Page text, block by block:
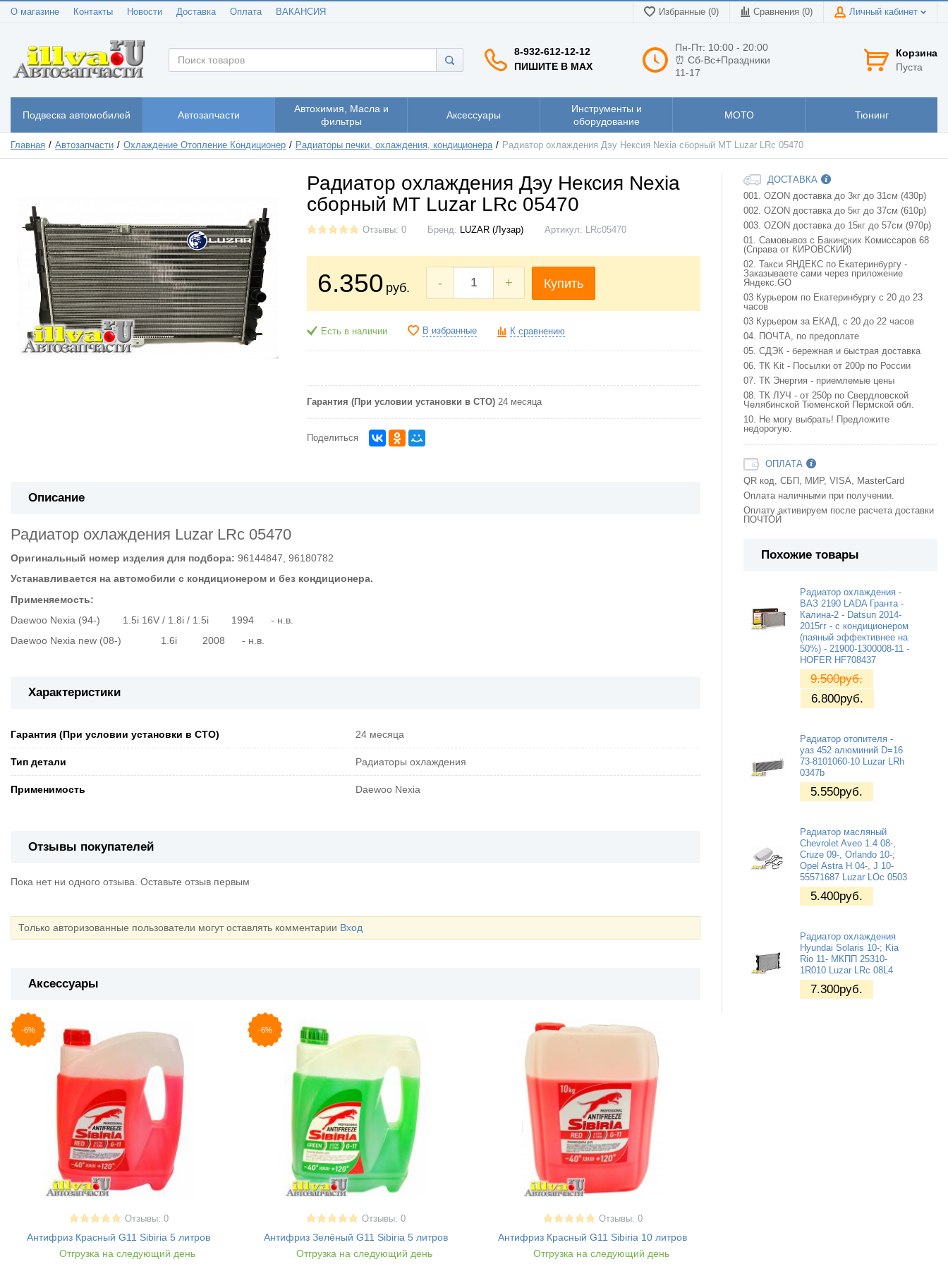
О магазине Контакты Новости Доставка Оплата ВАКАНСИЯ Избранные (0) Сравнения (0) Личный кабинет
8-932-612-12-12
ПИШИТЕ В MAX
Пн-Пт: 10:00 - 20:00
⏰ Сб-Вс+Праздники
11-17
Корзина
Пуста
Подвеска автомобилей Автозапчасти
Автохимия, Масла и
фильтры
Аксессуары
Инструменты и
оборудование
МОТО Тюнинг
Главная Автозапчасти Охлаждение Отопление Кондиционер Радиаторы печки, охлаждения, кондиционера Радиатор охлаждения Дэу Нексия Nexia сборный МТ Luzar LRc 05470
Радиатор охлаждения Дэу Нексия Nexia
сборный МТ Luzar LRc 05470
Отзывы: 0 Бренд: LUZAR (Лузар) Артикул: LRc05470
6.350 руб. - + Купить
Есть в наличии В избранные К сравнению
Гарантия (При условии установки в СТО) 24 месяца
Поделиться
Описание
Радиатор охлаждения Luzar LRc 05470
Оригинальный номер изделия для подбора: 96144847, 96180782
Устанавливается на автомобили с кондиционером и без кондиционера.
Применяемость:
Daewoo Nexia (94-) 1.5i 16V / 1.8i / 1.5i 1994 - н.в.
Daewoo Nexia new (08-) 1.6i 2008 - н.в.
Характеристики
Гарантия (При условии установки в СТО) 24 месяца
Тип детали Радиаторы охлаждения
Применимость Daewoo Nexia
Отзывы покупателей
Пока нет ни одного отзыва. Оставьте отзыв первым
Только авторизованные пользователи могут оставлять комментарии Вход
Аксессуары
-6%
Отзывы: 0
Антифриз Красный G11 Sibiria 5 литров
Отгрузка на следующий день
-6%
Отзывы: 0
Антифриз Зелёный G11 Sibiria 5 литров
Отгрузка на следующий день
Отзывы: 0
Антифриз Красный G11 Sibiria 10 литров
Отгрузка на следующий день
ДОСТАВКА
001. OZON доставка до 3кг до 31см (430р)
002. OZON доставка до 5кг до 37см (610р)
003. OZON доставка до 15кг до 57см (970р)
01. Самовывоз с Бакинских Комиссаров 68
(Справа от КИРОВСКИЙ)
02. Такси ЯНДЕКС по Екатеринбургу -
Заказываете сами через приложение
Яндекс.GO
03 Курьером по Екатеринбургу с 20 до 23
часов
03 Курьером за ЕКАД, с 20 до 22 часов
04. ПОЧТА, по предоплате
05. СДЭК - бережная и быстрая доставка
06. ТК Kit - Посылки от 200р по России
07. ТК Энергия - приемлемые цены
08. ТК ЛУЧ - от 250р по Свердловской
Челябинской Тюменской Пермской обл.
10. Не могу выбрать! Предложите
недорогую.
ОПЛАТА
QR код, СБП, МИР, VISA, MasterCard
Оплата наличными при получении.
Оплату активируем после расчета доставки
ПОЧТОЙ
Похожие товары
Радиатор охлаждения -
ВАЗ 2190 LADA Гранта -
Калина-2 - Datsun 2014-
2015гг - с кондиционером
(паяный эффективнее на
50%) - 21900-1300008-11 -
HOFER HF708437
9.500руб.
6.800руб.
Радиатор отопителя -
уаз 452 алюминий D=16
73-8101060-10 Luzar LRh
0347b
5.550руб.
Радиатор масляный
Chevrolet Aveo 1.4 08-,
Cruze 09-, Orlando 10-;
Opel Astra H 04-, J 10-
55571687 Luzar LOc 0503
5.400руб.
Радиатор охлаждения
Hyundai Solaris 10-; Kia
Rio 11- МКПП 25310-
1R010 Luzar LRc 08L4
7.300руб.